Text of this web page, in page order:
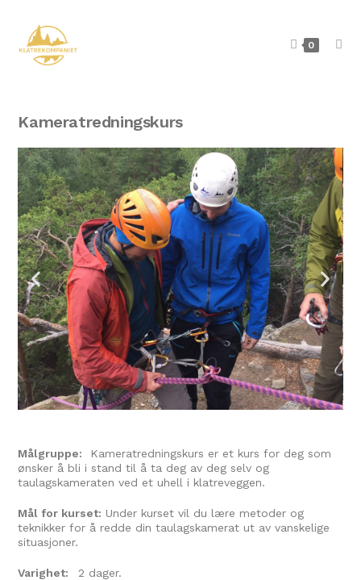
0
Kameratredningskurs
Målgruppe: Kameratredningskurs er et kurs for deg som
ønsker å bli i stand til å ta deg av deg selv og
taulagskameraten ved et uhell i klatreveggen.
Mål for kurset: Under kurset vil du lære metoder og
teknikker for å redde din taulagskamerat ut av vanskelige
situasjoner.
Varighet: 2 dager.